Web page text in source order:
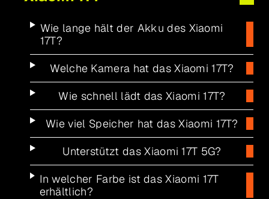
Wie lange hält der Akku des Xiaomi
17T?
Welche Kamera hat das Xiaomi 17T?
Wie schnell lädt das Xiaomi 17T?
Wie viel Speicher hat das Xiaomi 17T?
Unterstützt das Xiaomi 17T 5G?
In welcher Farbe ist das Xiaomi 17T
erhältlich?